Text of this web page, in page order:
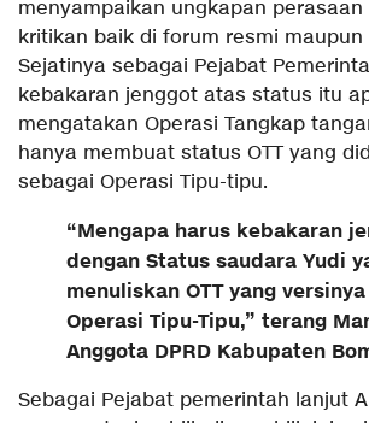
menyampaikan ungkapan
kritikan baik di forum resmi maupun
Sejatinya sebagai Pejabat
kebakaran jenggot atas status itu
mengatakan Operasi Tangkap
hanya membuat status OTT yang
sebagai Operasi Tipu-tipu.
“Mengapa harus kebakaran
dengan Status saudara Yudi
menuliskan OTT yang
Operasi Tipu-Tipu,” terang
Anggota DPRD Kabupaten
Sebagai Pejabat pemerintah lanjut